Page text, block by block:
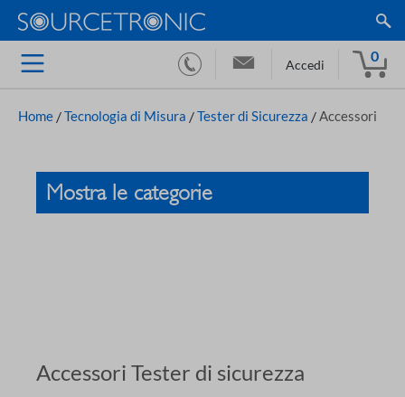
Accedi
0
Home /Tecnologia di Misura /Tester di Sicurezza /Accessori
Mostra le categorie
Accessori Tester di sicurezza